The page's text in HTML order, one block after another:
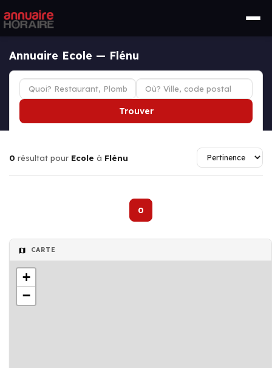
Annuaire Ecole — Flénu
Trouver
0 résultat pour Ecole à Flénu
0
CARTE
+
−